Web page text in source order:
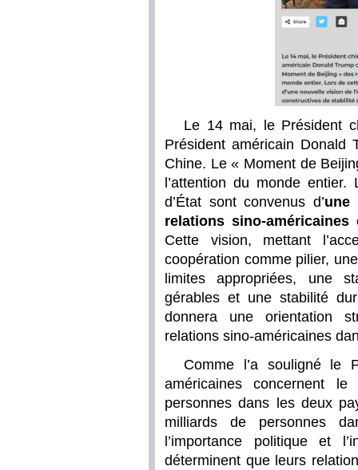
Le 14 mai, le Président
Président américain Donald
Chine. Le « Moment de
l’attention du monde
d’État sont convenus d’une
relations sino-
Cette vision, mettant
coopération comme pilier,
limites appropriées, une
gérables et une stabilité
donnera une orientation
relations sino-américaines
Comme l’a souligné le
américaines concernent
personnes dans les deux
milliards de personnes
l’importance politique et
déterminent que leurs